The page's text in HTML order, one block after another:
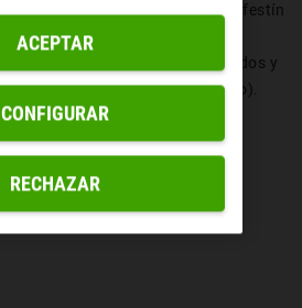
están guardándose para el gran festín
con el lanzamiento en los
sus
más recordados y
mayo) yEl rey león (19 de julio).
RECHAZAR
ACEPTAR
CONFIGURAR